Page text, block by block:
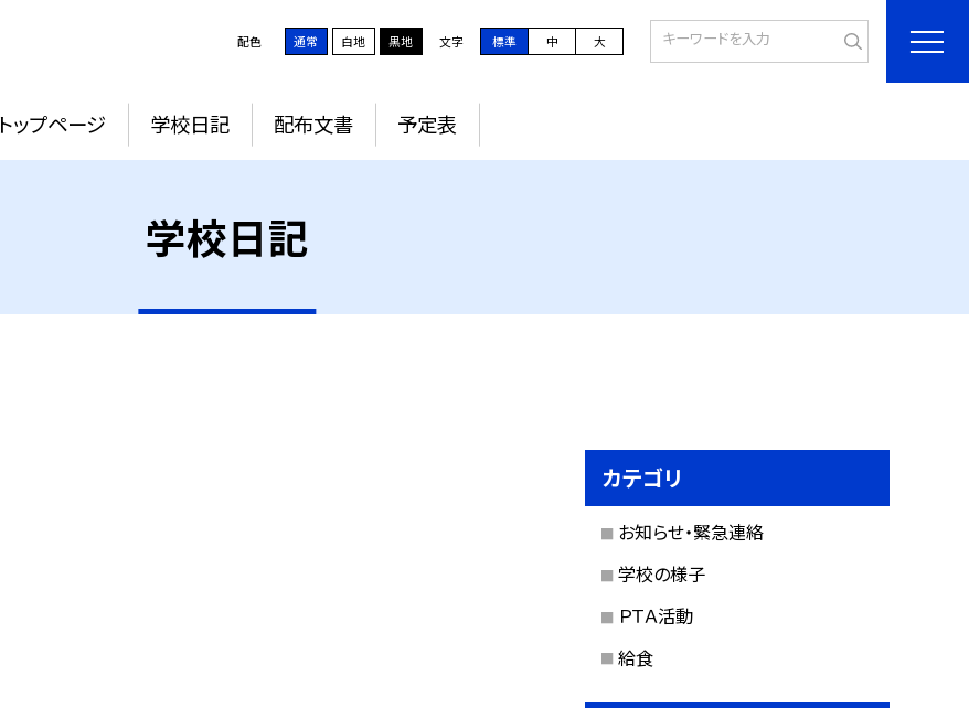
配色 通常 白地 黒地 文字 標準 中 大
トップページ 学校日記 配布文書 予定表
学校日記
カテゴリ
お知らせ・緊急連絡
学校の様子
ＰＴＡ活動
給食